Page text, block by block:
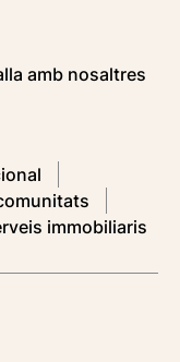
amb nosaltres
immobiliaris